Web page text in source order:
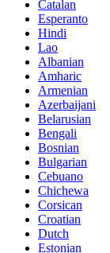
Catalan
Esperanto
Hindi
Lao
Albanian
Amharic
Armenian
Azerbaijani
Belarusian
Bengali
Bosnian
Bulgarian
Cebuano
Chichewa
Corsican
Croatian
Dutch
Estonian